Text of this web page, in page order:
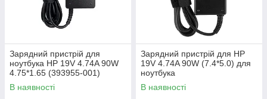
Зарядний пристрій для
ноутбука HP 19V 4.74A 90W
4.75*1.65 (393955-001)
В наявності
Зарядний пристрій для HP
19V 4.74A 90W (7.4*5.0) для
ноутбука
В наявності